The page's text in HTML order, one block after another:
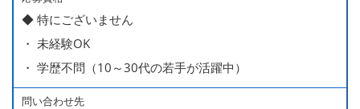
◆ 特にございません
・ 未経験OK
・ 学歴不問（10～30代の若手が活躍中）
問い合わせ先